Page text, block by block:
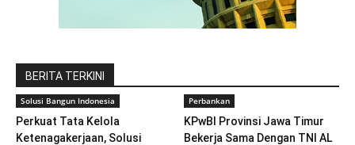
BERITA TERKINI
Solusi Bangun Indonesia
Perkuat Tata Kelola
Ketenagakerjaan, Solusi
Perbankan
KPwBI Provinsi Jawa Timur
Bekerja Sama Dengan TNI AL